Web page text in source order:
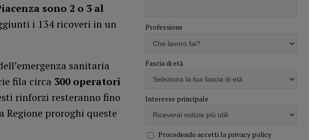
sono 2 o 3 al
i 134 ricoveri in un
sanitaria
fila circa 300 operatori
rinforzi resteranno fino
Regione proroghi queste
Professione
Fascia di età
Interesse principale
Procedendo accetti la privacy policy